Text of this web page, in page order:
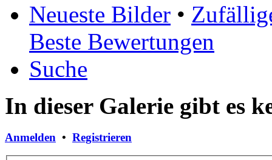
Neueste Bilder •
Beste Bewertungen
Suche
In dieser Galerie gibt es
Anmelden • Registrieren